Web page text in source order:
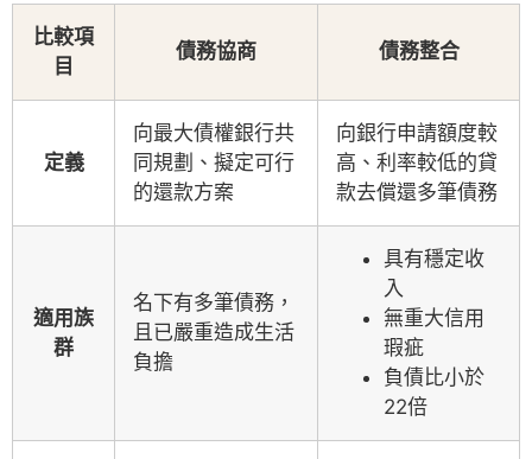
比較項
目
債務協商 債務整合
定義
向最大債權銀行共
同規劃、擬定可行
的還款方案
向銀行申請額度較
高、利率較低的貸
款去償還多筆債務
適用族
群
名下有多筆債務，
且已嚴重造成生活
負擔
具有穩定收
入
無重大信用
瑕疵
負債比小於
22倍